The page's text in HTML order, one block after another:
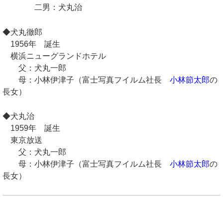
二男：犬丸治
◆犬丸徹郎
1956年 誕生
横浜ニューグランドホテル
父：犬丸一郎
母：小林伊津子（富士写真フイルム社長 小林節太郎の
長女）
◆犬丸治
1959年 誕生
東京放送
父：犬丸一郎
母：小林伊津子（富士写真フイルム社長 小林節太郎の
長女）